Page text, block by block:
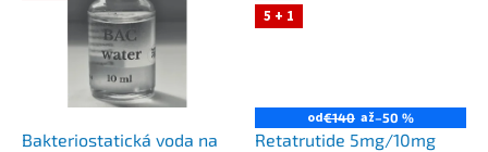
Bakteriostatická voda na
5 + 1
od€140 až–50 %
Retatrutide 5mg/10mg